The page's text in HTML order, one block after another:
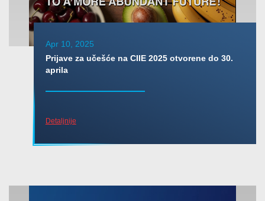
Apr 10, 2025
Prijave za učešće na CIIE 2025 otvorene do 30.
aprila
Detaljnije